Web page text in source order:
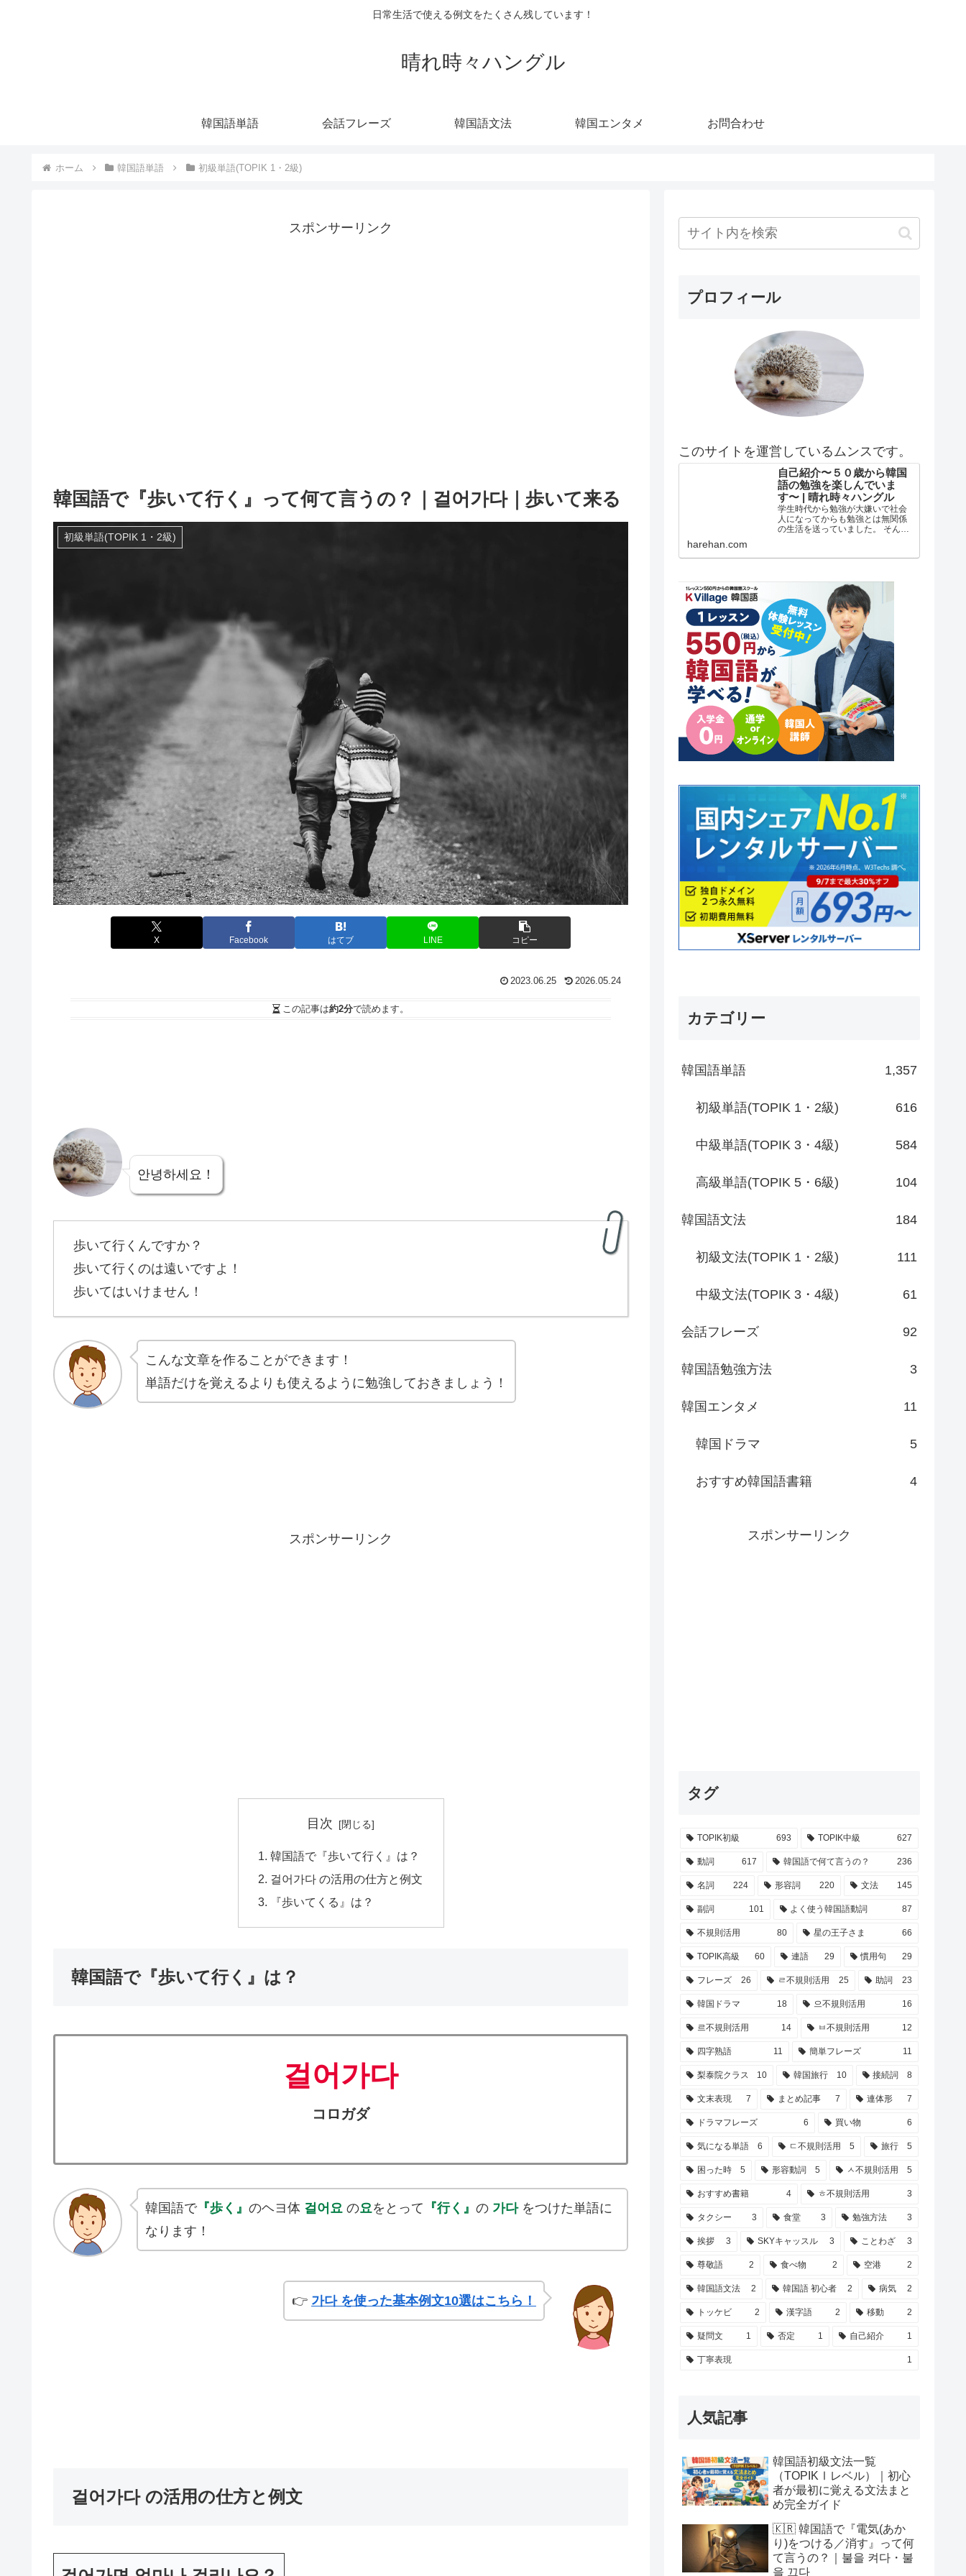
日常生活で使える例文をたくさん残しています！
晴れ時々ハングル
韓国語単語 会話フレーズ 韓国語文法 韓国エンタメ お問合わせ
ホーム 韓国語単語 初級単語(TOPIK 1・2級)
スポンサーリンク
韓国語で『歩いて行く』って何て言うの？｜걸어가다｜歩いて来る
初級単語(TOPIK 1・2級)
X Facebook はてブ LINE コピー
2023.06.25 2026.05.24
この記事は約2分で読めます。
안녕하세요！
歩いて行くんですか？
歩いて行くのは遠いですよ！
歩いてはいけません！
こんな文章を作ることができます！
単語だけを覚えるよりも使えるように勉強しておきましょう！
スポンサーリンク
目次
韓国語で『歩いて行く』は？
걸어가다 の活用の仕方と例文
『歩いてくる』は？
韓国語で『歩いて行く』は？
걸어가다
コロガダ
韓国語で『歩く』 のヘヨ体 걸어요 の요をとって 『行く』 の 가다 をつけた単語に
なります！
👉 가다 を使った基本例文10選はこちら！
걸어가다 の活用の仕方と例文
プロフィール
このサイトを運営しているムンスです。
自己紹介〜５０歳から韓国
語の勉強を楽しんでいま
す〜 | 晴れ時々ハングル
学生時代から勉強が大嫌いで社会
人になってからも勉強とは無関係
の生活を送っていました。 そんな
す。 在日韓国人３世で小さい頃は
学校低学年？の頃まで自
harehan.com
カテゴリー
韓国語単語 1,357
初級単語(TOPIK 1・2級) 616
中級単語(TOPIK 3・4級) 584
高級単語(TOPIK 5・6級) 104
韓国語文法 184
初級文法(TOPIK 1・2級) 111
中級文法(TOPIK 3・4級) 61
会話フレーズ 92
韓国語勉強方法 3
韓国エンタメ 11
韓国ドラマ 5
おすすめ韓国語書籍 4
スポンサーリンク
タグ
TOPIK初級 693 TOPIK中級 627
動詞 617 韓国語で何て言うの？ 236
名詞 224 形容詞 220 文法 145
副詞 101 よく使う韓国語動詞 87
不規則活用 80 星の王子さま 66
TOPIK高級 60 連語 29 慣用句 29
フレーズ 26 ㄹ不規則活用 25 助詞 23
韓国ドラマ 18 으不規則活用 16
르不規則活用 14 ㅂ不規則活用 12
四字熟語 11 簡単フレーズ 11
梨泰院クラス 10 韓国旅行 10 接続詞 8
文末表現 7 まとめ記事 7 連体形 7
ドラマフレーズ 6 買い物 6
気になる単語 6 ㄷ不規則活用 5 旅行 5
困った時 5 形容動詞 5 ㅅ不規則活用 5
おすすめ書籍 4 ㅎ不規則活用 3
タクシー 3 食堂 3 勉強方法 3
挨拶 3 SKYキャッスル 3 ことわざ 3
尊敬語 2 食べ物 2 空港 2
韓国語文法 2 韓国語 初心者 2 病気 2
トッケビ 2 漢字語 2 移動 2
疑問文 1 否定 1 自己紹介 1
丁寧表現 1
人気記事
韓国語初級文法一覧
（TOPIKⅠレベル）｜初心
者が最初に覚える文法まと
め完全ガイド
🇰🇷 韓国語で『電気(あか
り)をつける／消す』って何
て言うの？｜불을 켜다・불
을 끄다